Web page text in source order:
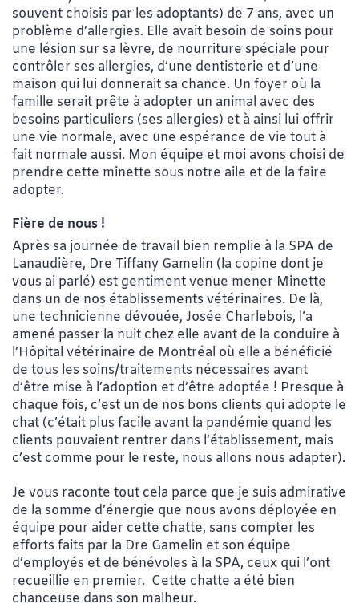
souvent choisis par les adoptants) de 7 ans, avec un
problème d’allergies. Elle avait besoin de soins pour
une lésion sur sa lèvre, de nourriture spéciale pour
contrôler ses allergies, d’une dentisterie et d’une
maison qui lui donnerait sa chance. Un foyer où la
famille serait prête à adopter un animal avec des
besoins particuliers (ses allergies) et à ainsi lui offrir
une vie normale, avec une espérance de vie tout à
fait normale aussi. Mon équipe et moi avons choisi de
prendre cette minette sous notre aile et de la faire
adopter.
Fière de nous !
Après sa journée de travail bien remplie à la SPA de
Lanaudière, Dre Tiffany Gamelin (la copine dont je
vous ai parlé) est gentiment venue mener Minette
dans un de nos établissements vétérinaires. De là,
une technicienne dévouée, Josée Charlebois, l’a
amené passer la nuit chez elle avant de la conduire à
l’Hôpital vétérinaire de Montréal où elle a bénéficié
de tous les soins/traitements nécessaires avant
d’être mise à l’adoption et d’être adoptée ! Presque à
chaque fois, c’est un de nos bons clients qui adopte le
chat (c’était plus facile avant la pandémie quand les
clients pouvaient rentrer dans l’établissement, mais
c’est comme pour le reste, nous allons nous adapter).
Je vous raconte tout cela parce que je suis admirative
de la somme d’énergie que nous avons déployée en
équipe pour aider cette chatte, sans compter les
efforts faits par la Dre Gamelin et son équipe
d’employés et de bénévoles à la SPA, ceux qui l’ont
recueillie en premier. Cette chatte a été bien
chanceuse dans son malheur.